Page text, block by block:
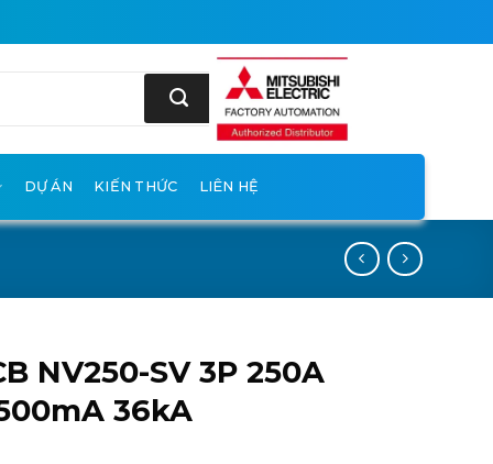
DỰ ÁN KIẾN THỨC LIÊN HỆ
NV250-SV 3P 250A
36kA